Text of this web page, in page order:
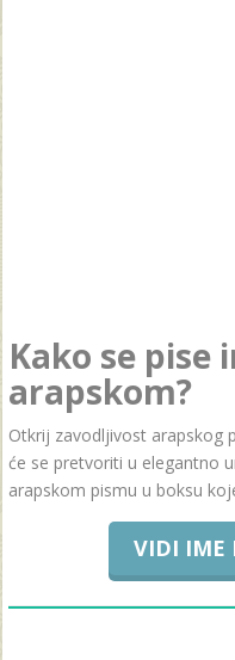
Kako se pise
arapskom?
Otkrij zavodljivost arapskog
će se pretvoriti u elegantno
arapskom pismu u boksu
VIDI IME